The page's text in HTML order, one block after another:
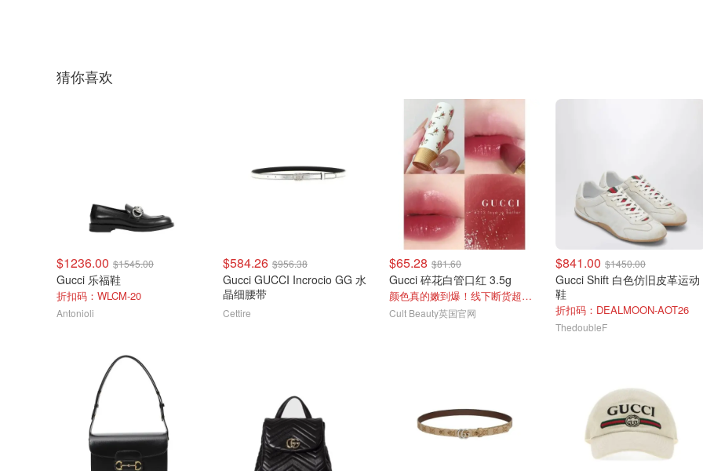
猜你喜欢
$1236.00 $1545.00
Gucci 乐福鞋
折扣码：WLCM-20
Antonioli
$584.26 $956.38
Gucci GUCCI Incrocio GG 水
晶细腰带
Cettire
$65.28 $81.60
Gucci 碎花白管口红 3.5g
颜色真的嫩到爆！线下断货超快 降价啦！
Cult Beauty英国官网
$841.00 $1450.00
Gucci Shift 白色仿旧皮革运动
鞋
折扣码：DEALMOON-AOT26
ThedoubleF